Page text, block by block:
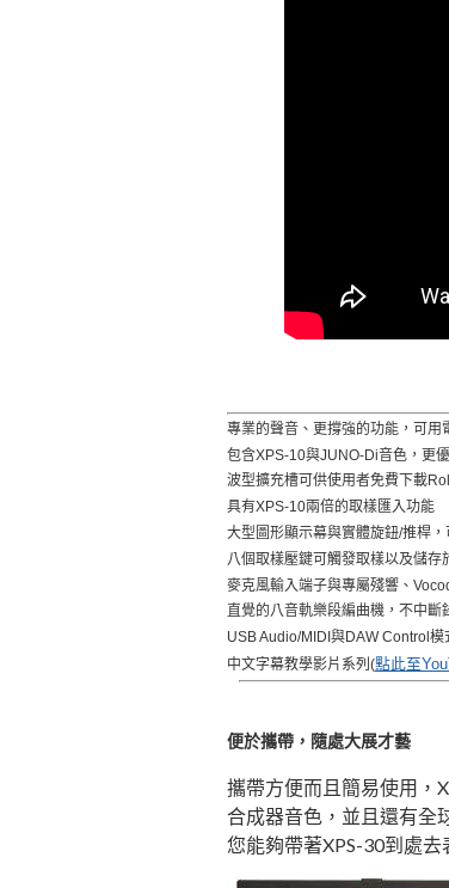
專業的聲音、更撐強的功能，可用
包含XPS-10與JUNO-Di音色，更
波型擴充槽可供使用者免費下載
具有XPS-10兩倍的取樣匯入功能
大型圖形顯示幕與實體旋鈕/推桿
八個取樣壓鍵可觸發取樣以及儲存
麥克風輸入端子與專屬殘響、
直覺的八音軌樂段編曲機，不中
USB Audio/MIDI與DAW Control模
中文字幕教學影片系列(點此至
便於攜帶，隨處大展才藝
攜帶方便而且簡易使用，
合成器音色，並且還有全
您能夠帶著XPS-30到處去